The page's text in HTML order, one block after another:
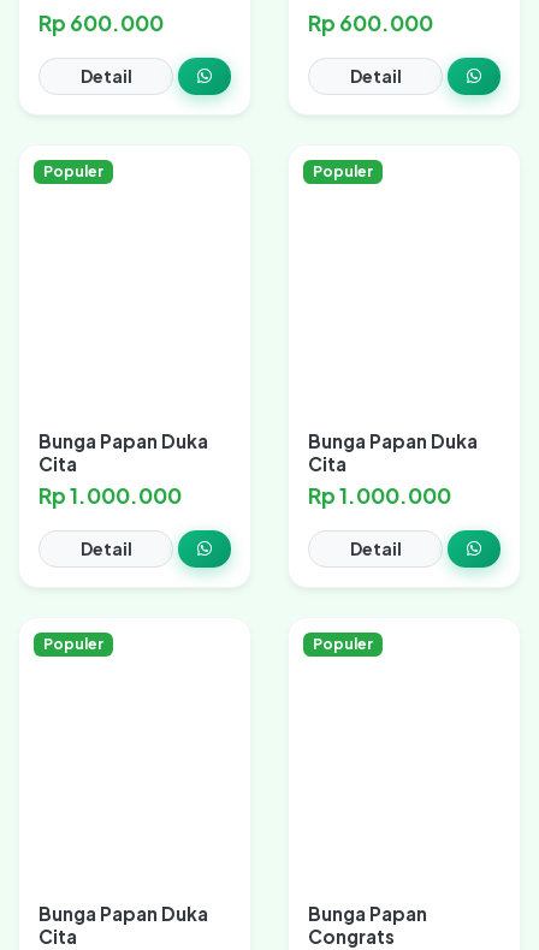
Rp 600.000
Detail
Rp 600.000
Detail
Populer
Bunga Papan Duka
Cita
Rp 1.000.000
Detail
Populer
Bunga Papan Duka
Cita
Rp 1.000.000
Detail
Populer
Bunga Papan Duka
Cita
Populer
Bunga Papan
Congrats